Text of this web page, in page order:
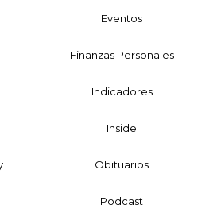
Eventos
Finanzas Personales
Indicadores
Inside
Obituarios
Podcast